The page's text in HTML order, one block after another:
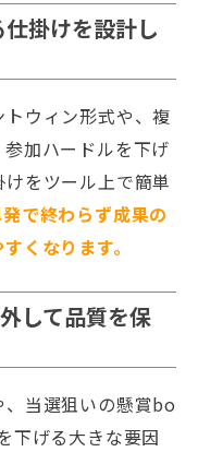
掛けを設計し
ウィン形式や、複
加ハードルを下げ
をツール上で簡単
で終わらず成果の
くなります。
して品質を保
当選狙いの懸賞bo
下げる大きな要因